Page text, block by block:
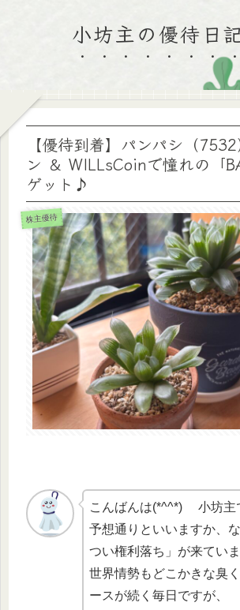
小坊主の優待日
【優待到着】パンパシ（
ン ＆ WILLsCoinで憧れの「
ゲット♪
株主優待
こんばんは(*^^*) 小坊主
予想通りといいますか、
つい権利落ち」が来てい
世界情勢もどこかきな臭
ースが続く毎日ですが、